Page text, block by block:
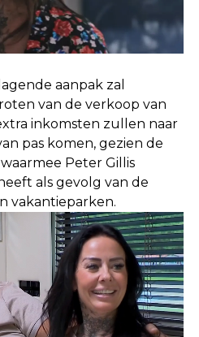
aanpak zal
van de verkoop van
inkomsten zullen naar
pas komen, gezien de
Peter Gillis
als gevolg van de
vakantieparken.